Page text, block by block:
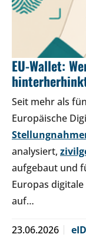
EU-Wallet:
Seit mehr als
Europäische
analysiert,
aufgebaut und
Europas
auf…
23.06.2026 eID